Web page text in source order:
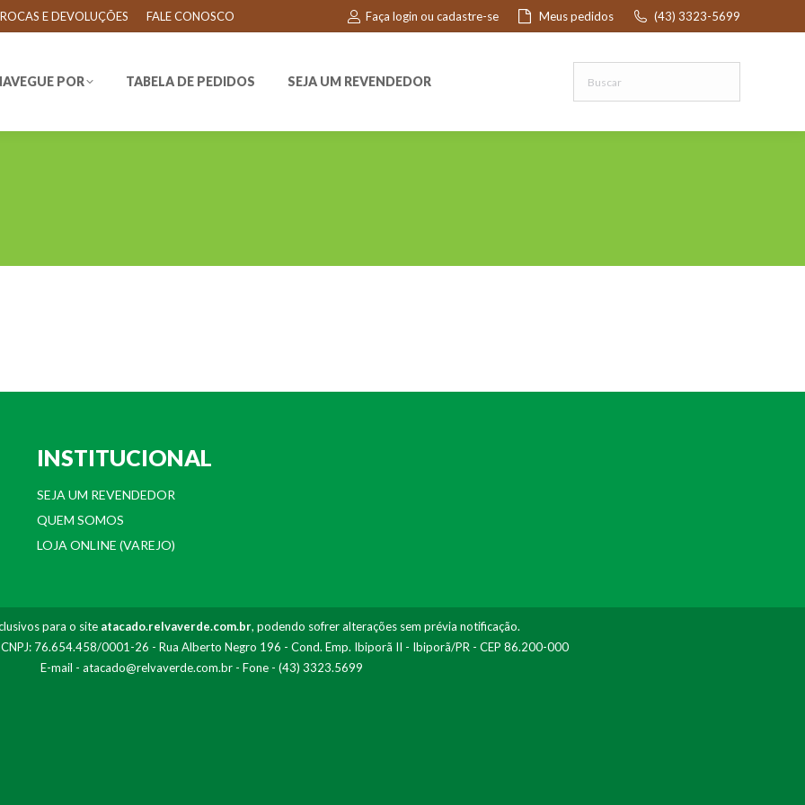
E DEVOLUÇÕES FALE CONOSCO Faça login ou cadastre-se Meus pedidos (43) 3323-5699
POR TABELA DE PEDIDOS SEJA UM REVENDEDOR
INSTITUCIONAL
SEJA UM REVENDEDOR
QUEM SOMOS
LOJA ONLINE (VAREJO)
para o site atacado.relvaverde.com.br, podendo sofrer alterações sem prévia notificação.
CNPJ: 76.654.458/0001-26 - Rua Alberto Negro 196 - Cond. Emp. Ibiporã II - Ibiporã/PR - CEP 86.200-000
E-mail - atacado@relvaverde.com.br- Fone - (43) 3323.5699
POR TABELA DE PEDIDOS SEJA UM REVENDEDOR